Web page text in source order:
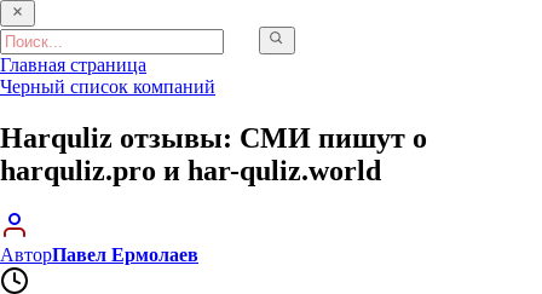
Главная страница
Черный список компаний
Harquliz отзывы: СМИ пишут о
harquliz.pro и har-quliz.world
АвторПавел Ермолаев